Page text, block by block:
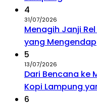
4
31/07/2026
Menagih Janji
yang Mengendap
5
13/07/2026
Dari Bencana ke
Kopi Lampung
6